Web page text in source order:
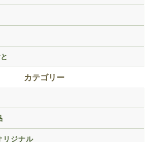
カテゴリー
リジナル